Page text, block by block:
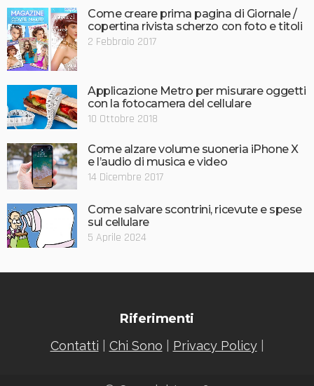
Come creare prima pagina di Giornale /
copertina rivista scherzo con foto e titoli
2 Febbraio 2017
Applicazione Metro per misurare oggetti
con la fotocamera del cellulare
10 Ottobre 2018
Come alzare volume suoneria iPhone X
e l’audio di musica e video
14 Dicembre 2017
Come salvare scontrini, ricevute e spese
sul cellulare
5 Aprile 2024
Riferimenti
Contatti Chi Sono Privacy Policy|